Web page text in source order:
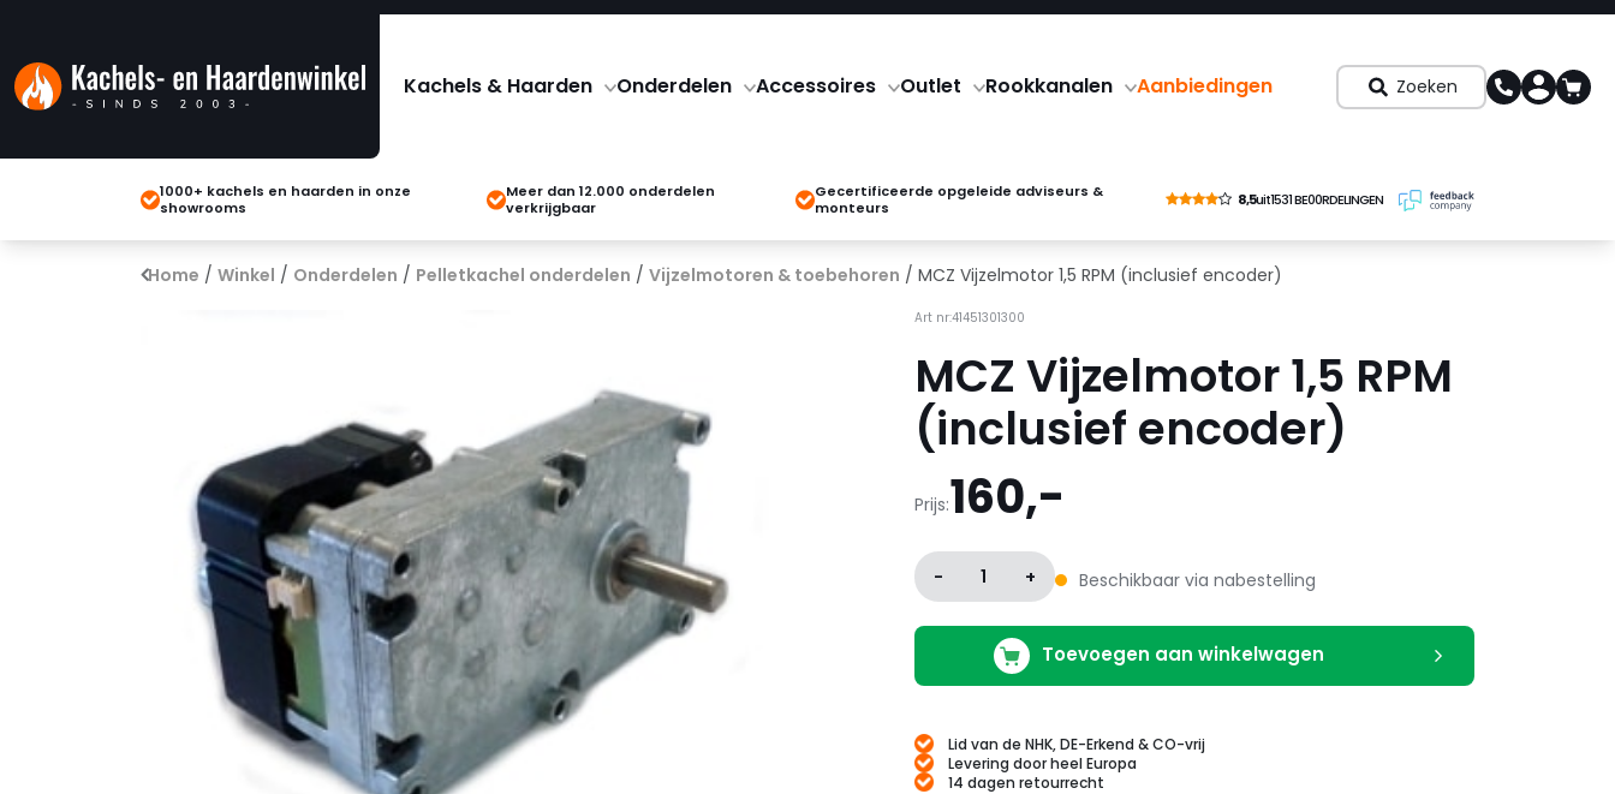
Kachels & Haarden Onderdelen Accessoires Outlet Rookkanalen Aanbiedingen Zoeken
1000+ kachels en haarden in onze
showrooms
Meer dan 12.000 onderdelen
verkrijgbaar
Gecertificeerde opgeleide adviseurs &
monteurs
8,5uit1531 BE00RDELINGEN
Home / Winkel / Onderdelen / Pelletkachel onderdelen / Vijzelmotoren & toebehoren / MCZ Vijzelmotor 1,5 RPM (inclusief encoder)
Art nr:41451301300
MCZ Vijzelmotor 1,5 RPM
(inclusief encoder)
Prijs:160,-
- 1 + Beschikbaar via nabestelling
Toevoegen aan winkelwagen
Lid van de NHK, DE-Erkend & CO-vrij
Levering door heel Europa
14 dagen retourrecht